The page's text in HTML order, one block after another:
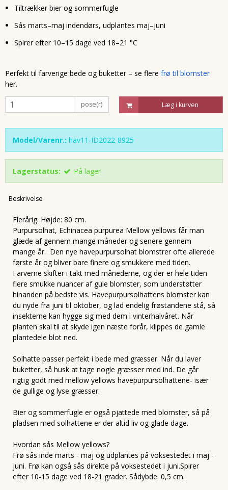
Tiltrækker bier og sommerfugle
Sås marts–maj indendørs, udplantes maj–juni
Spirer efter 10–15 dage ved 18–21 °C
Perfekt til farverige bede og buketter – se flere frø til blomster
her.
pose(r) Læg i kurven
Model/Varenr.: hav11-ID2022-8925
Lagerstatus: På lager
Beskrivelse
Flerårig. Højde: 80 cm.
Purpursolhat, Echinacea purpurea Mellow yellows får man
glæde af gennem mange måneder og senere gennem
mange år. Den nye havepurpursolhat blomstrer ofte allerede
første år og bliver bare finere og smukkere med tiden.
Farverne skifter i takt med månederne, og der er hele tiden
flere smukke nuancer af gule blomster, som understøtter
hinanden på bedste vis. Havepurpursolhattens blomster kan
du nyde fra juni til oktober, og lad endelig frøstandene stå, så
insekterne kan hygge sig med dem i vinterhalvåret. Når
planten skal til at skyde igen næste forår, klippes de gamle
plantedele blot ned.
Solhatte passer perfekt i bede med græsser. Når du laver
buketter, så husk at tage nogle græsser med ind. De går
rigtig godt med mellow yellows havepurpursolhattene- især
de gullige og lyse græsser.
Bier og sommerfugle er også pjattede med blomster, så på
pladsen med solhattene er der altid liv og glade dage.
Hvordan sås Mellow yellows?
Frø sås inde marts - maj og udplantes på voksestedet i maj -
juni. Frø kan også sås direkte på voksestedet i juni.Spirer
efter 10-15 dage ved 18-21 grader. Sådybde: 0,5 cm.